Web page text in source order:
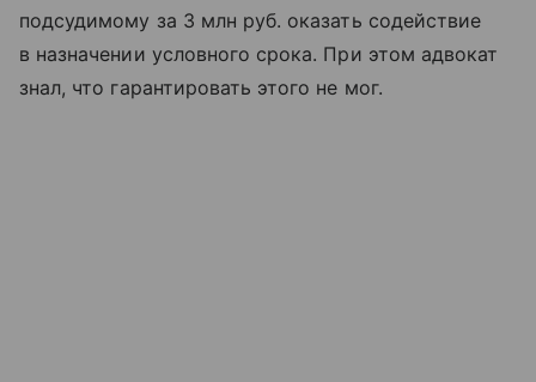
подсудимому за 3 млн руб. оказать содействие
в назначении условного срока. При этом адвокат
знал, что гарантировать этого не мог.